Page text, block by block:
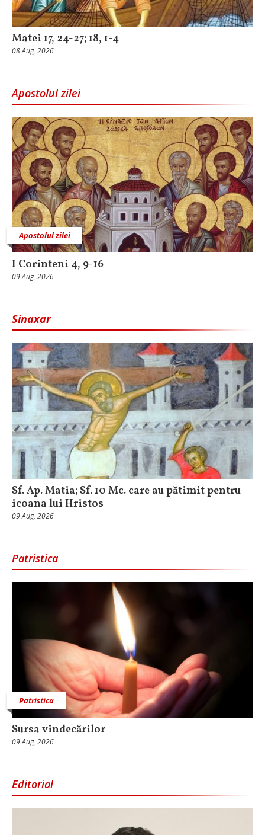
Matei 17, 24-27; 18, 1-4
08 Aug, 2026
Apostolul zilei
Apostolul zilei
I Corinteni 4, 9-16
09 Aug, 2026
Sinaxar
Sf. Ap. Matia; Sf. 10 Mc. care au pătimit pentru
icoana lui Hristos
09 Aug, 2026
Patristica
Patristica
Sursa vindecărilor
09 Aug, 2026
Editorial